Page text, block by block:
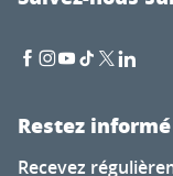
Restez
Recevez